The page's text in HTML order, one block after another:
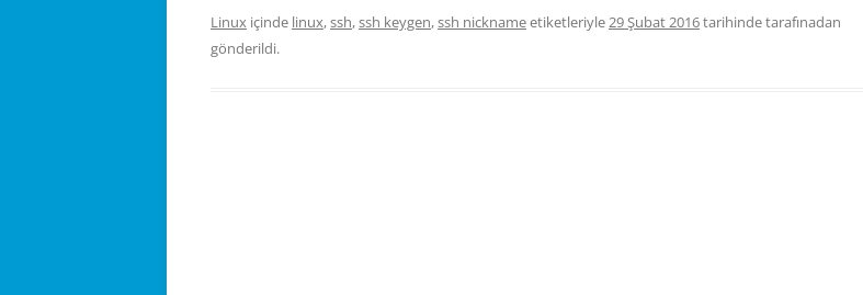
Linux içinde linux,ssh,ssh keygen,ssh nicknameetiketleriyle29 Şubat 2016tarihindetarafınadan
gönderildi.